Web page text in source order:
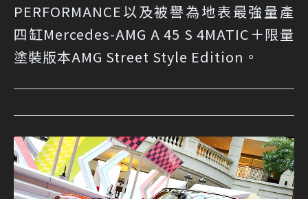
PERFORMANCE以及被譽為地表最強量產
四缸Mercedes-AMG A 45 S 4MATIC＋限量
塗裝版本AMG Street Style Edition。